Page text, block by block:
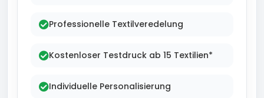
Professionelle Textilveredelung
Kostenloser Testdruck ab 15 Textilien*
Individuelle Personalisierung